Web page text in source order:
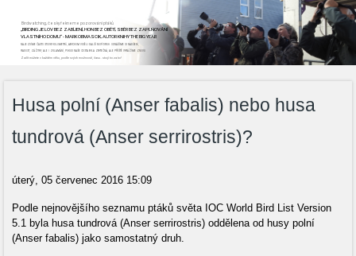
Birdwatching, česky řekneme pozorování ptáků
„BIRDING JE LOV BEZ ZABÍJENÍ, HON BEZ OBĚTÍ, SBĚR BEZ ZAPLŇOVÁNÍ
VLASTNÍHO DOMU“ - MARK OBMASCIK, AUTOR KNIHY THE BIG YEAR
NAJEZDÍME ČASTO STOVKY KILOMETRŮ, ABYCHOM VIDĚLI DALŠÍ NOVÝ DRUH. ODNÁŠÍME SI NADŠENÍ,
RADOST, ZÁŽITKY, ALE I ZKLAMÁNÍ, POKUD NAŠE CESTA BYLA ZBYTEČNÁ, ALE PŘÍŠTĚ VYRÁŽÍME ZNOVU
Začít můžete v každém věku, podle svých možností, času...stojí to za to!
Husa polní (Anser fabalis) nebo husa
tundrová (Anser serrirostris)?
úterý, 05 červenec 2016 15:09
Podle nejnovějšího seznamu ptáků světa IOC World Bird List Version
5.1 byla husa tundrová (Anser serrirostris) oddělena od husy polní
(Anser fabalis) jako samostatný druh.